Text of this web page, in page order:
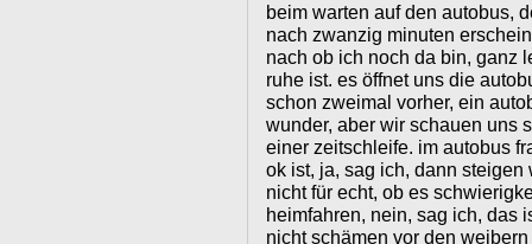
beim warten auf den autobus,
nach zwanzig minuten
nach ob ich noch da bin, ganz
ruhe ist. es öffnet uns die
schon zweimal vorher, ein
wunder, aber wir schauen uns
einer zeitschleife. im autobus
ok ist, ja, sag ich, dann
nicht für echt, ob es
heimfahren, nein, sag ich, das
nicht schämen vor den